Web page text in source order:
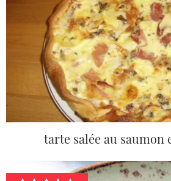
tarte salée au saumon